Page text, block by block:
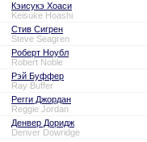
Кэисукэ Хоаси
Keisuke Hoashi
Стив Сигрен
Steve Seagren
Роберт Ноубл
Robert Noble
Рэй Буффер
Ray Buffer
Регги Джордан
Reggie Jordan
Денвер Доридж
Denver Dowridge